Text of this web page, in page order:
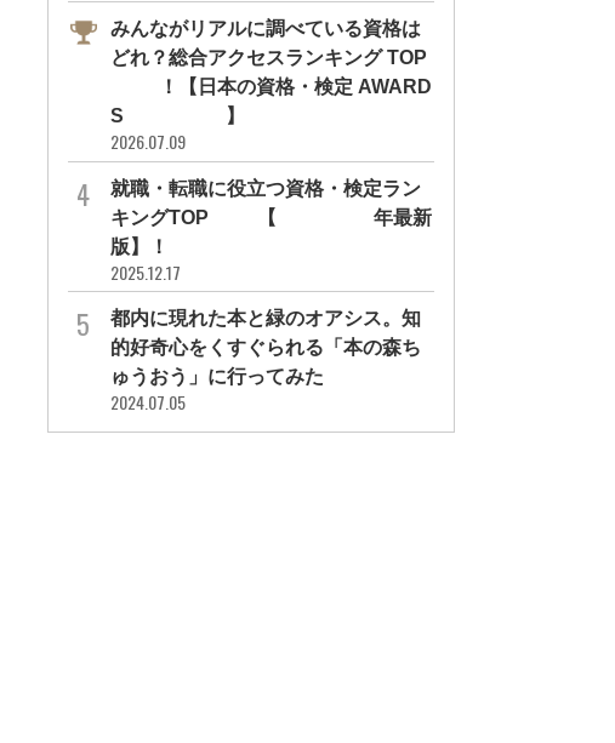
資格・検定のこと
iパス＆G検定取得で解決能力アッ
プ！人事部で重宝される存...
資格・検定のこと
工場勤務からエンジニアへ転身！人
みんながリアルに調べている資格は
どれ？総合アクセスランキング TOP
10！【日本の資格・検定 AWARD
S 2026】
2026.07.09
就職・転職に役立つ資格・検定ラン
キングTOP30【2026年最新
版】！
2025.12.17
都内に現れた本と緑のオアシス。知
的好奇心をくすぐられる「本の森ち
ゅうおう」に行ってみた
2024.07.05